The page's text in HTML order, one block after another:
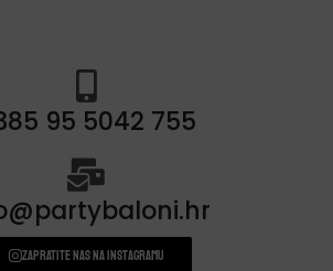
95 5042 755
Zapratite nas na instagramu